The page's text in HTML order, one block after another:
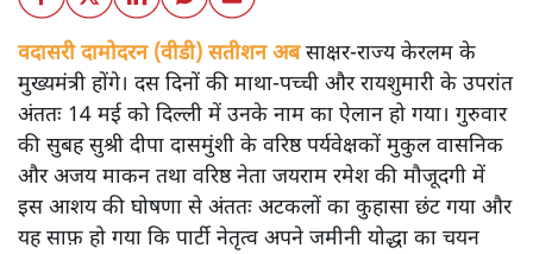
वदासरी दामोदरन (वीडी) सतीशन अबसाक्षर-राज्य केरलम के
मुख्यमंत्री होंगे। दस दिनों की माथा-पच्ची और रायशुमारी के उपरांत
अंततः 14 मई को दिल्ली में उनके नाम का ऐलान हो गया। गुरुवार
की सुबह सुश्री दीपा दासमुंशी के वरिष्ठ पर्यवेक्षकों मुकुल वासनिक
और अजय माकन तथा वरिष्ठ नेता जयराम रमेश की मौजूदगी में
इस आशय की घोषणा से अंततः अटकलों का कुहासा छंट गया और
यह साफ़ हो गया कि पार्टी नेतृत्व अपने जमीनी योद्धा का चयन